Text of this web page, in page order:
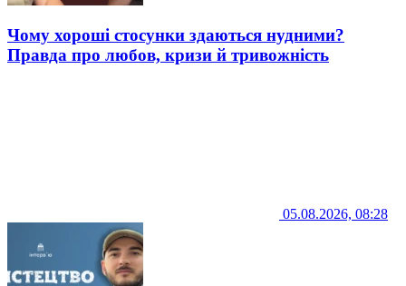
Чому хороші стосунки здаються нудними?
Правда про любов, кризи й тривожність
05.08.2026, 08:28